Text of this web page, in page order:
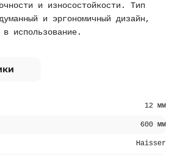
и износостойкости. Тип
и эргономичный дизайн,
использование.
12 мм
600 мм
Haisser